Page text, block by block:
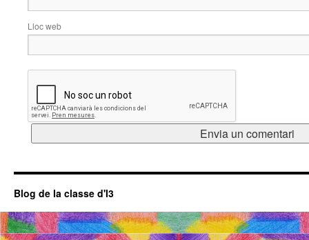
Lloc web
Blog de la classe d'I3